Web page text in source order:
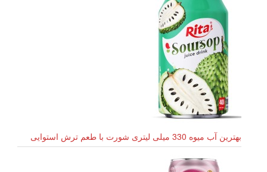
بهترین آب میوه 330 میلی لیتری شورت با طعم ترش استوایی